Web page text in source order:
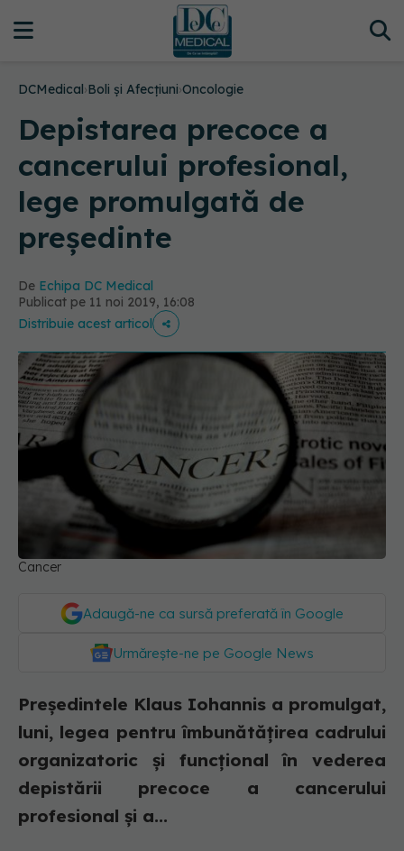
DCMedical›Boli și Afecțiuni›Oncologie
Depistarea precoce a
cancerului profesional,
lege promulgată de
președinte
De Echipa DC Medical
Publicat pe 11 noi 2019, 16:08
Distribuie acest articol
Cancer
Adaugă-ne ca sursă preferată în Google
Urmărește-ne pe Google News
Preşedintele Klaus Iohannis a promulgat,
luni, legea pentru îmbunătăţirea cadrului
organizatoric şi funcţional în vederea
depistării precoce a cancerului
profesional şi a...